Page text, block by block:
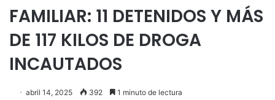
FAMILIAR: 11 DETENIDOS Y MÁS
DE 117 KILOS DE DROGA
INCAUTADOS
abril 14, 2025 392 1 minuto de lectura